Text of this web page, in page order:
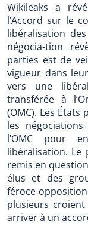
Wikileaks a
l’Accord sur le
libéralisation
négocia-tion
parties est de
vigueur dans
vers une
transférée à
(OMC). Les
les
l’OMC pour
libéralisation. Le
remis en
élus et des
féroce
plusieurs croient
arriver à un